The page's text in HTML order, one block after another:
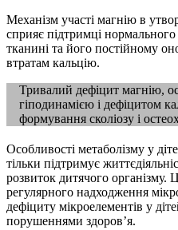
Механізм участі магнію в
сприяє підтримці нормального
тканині та його постійному
втратам кальцію.
Тривалий дефіцит магнію,
гіподинамією і дефіцитом
формування сколіозу і
Особливості метаболізму у
тільки підтримує
розвиток дитячого організму.
регулярного надходження
дефіциту мікроелементів у
порушеннями здоров’я.